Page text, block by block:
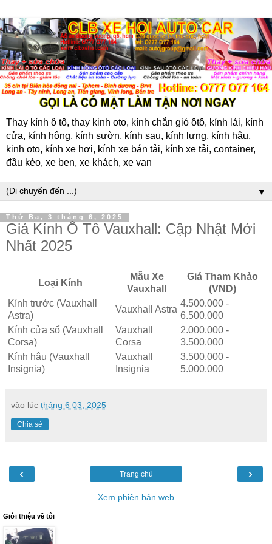
Thay kính ô tô, thay kinh oto, kính chắn gió ôtô, kính lái, kính
cửa, kính hông, kính sườn, kính sau, kính lưng, kính hậu,
kinh oto, kính xe hơi, kính xe bán tải, kính xe tải, container,
đầu kéo, xe ben, xe khách, xe van
▼
Thứ Ba, 3 tháng 6, 2025
Giá Kính Ô Tô Vauxhall: Cập Nhật Mới
Nhất 2025
Loại Kính
Mẫu Xe
Vauxhall
Giá Tham Khảo
(VND)
Kính trước (Vauxhall
Astra)
Vauxhall Astra
4.500.000 -
6.500.000
Kính cửa sổ (Vauxhall
Corsa)
Vauxhall
Corsa
2.000.000 -
3.500.000
Kính hậu (Vauxhall
Insignia)
Vauxhall
Insignia
3.500.000 -
5.000.000
vào lúc tháng 6 03, 2025
Chia sẻ
‹ ›
Trang chủ
Xem phiên bản web
Giới thiệu về tôi